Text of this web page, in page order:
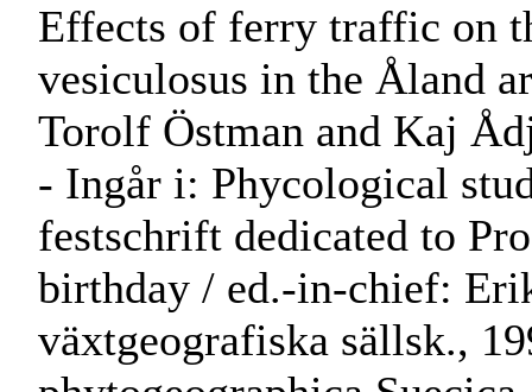
Effects of ferry traffic on
vesiculosus in the Åland
Torolf Östman and Kaj
- Ingår i: Phycological
festschrift dedicated to
birthday / ed.-in-chief:
växtgeografiska sällsk.,